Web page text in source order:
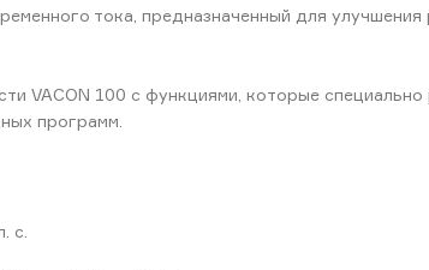
тока, предназначенный для
VACON 100 с функциями, которые
программ.
с.